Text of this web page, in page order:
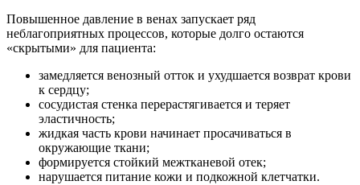
Повышенное давление в венах запускает ряд
неблагоприятных процессов, которые долго остаются
«скрытыми» для пациента:
замедляется венозный отток и ухудшается возврат крови
к сердцу;
сосудистая стенка перерастягивается и теряет
эластичность;
жидкая часть крови начинает просачиваться в
окружающие ткани;
формируется стойкий межтканевой отек;
нарушается питание кожи и подкожной клетчатки.